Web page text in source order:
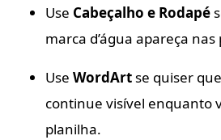
Use Cabeçalho e Rodapé
marca d’água apareça
Use WordArtse quiser
continue visível enquanto
planilha.